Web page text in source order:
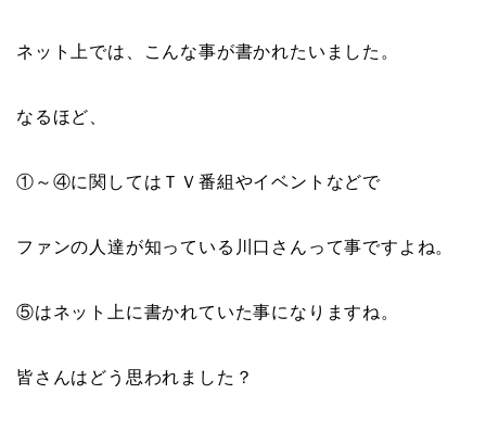
ネット上では、こんな事が書かれたいました。
なるほど、
①～④に関してはＴＶ番組やイベントなどで
ファンの人達が知っている川口さんって事ですよね。
⑤はネット上に書かれていた事になりますね。
皆さんはどう思われました？